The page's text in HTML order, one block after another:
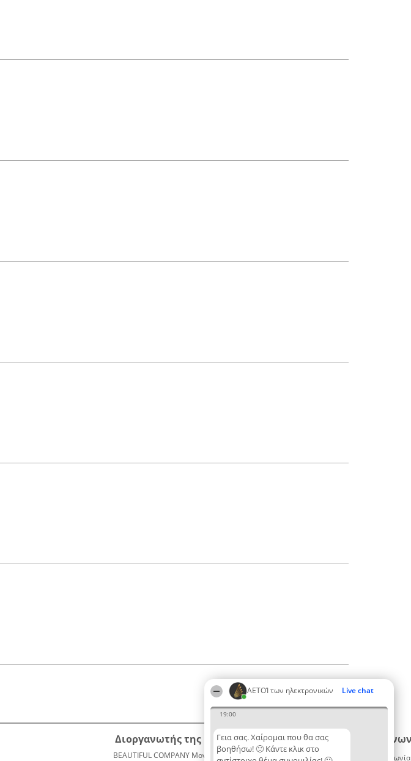
ΑΕΤΟΊ των ηλεκτρονικών Live chat
19:00
Γεια σας. Χαίρομαι που θα σας
βοηθήσω! 🙂 Κάντε κλικ στο
Διοργανωτής της κατάταξης
BEAUTIFUL COMPANY Μονοπρόσωπη ΙΚΕ
Κατάταξη
Διακριθέντες Επικοινωνία